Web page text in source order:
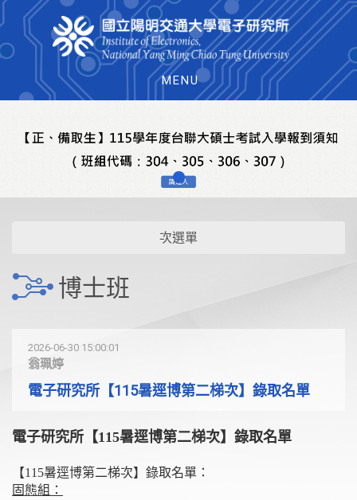
MENU
次選單
博士班
2026-06-30 15:00:01
翁珮婷
電子研究所【115暑逕博第二梯次】錄取名單
電子研究所【115暑逕博第二梯次】錄取名單
【115暑逕博第二梯次】錄取名單：
固態組：